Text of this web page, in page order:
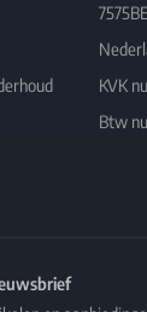
KVK
Btw